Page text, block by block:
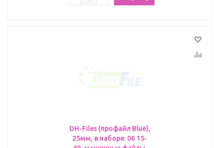
DH-Files (профайл Blue),
25мм, в наборе: 06 15-